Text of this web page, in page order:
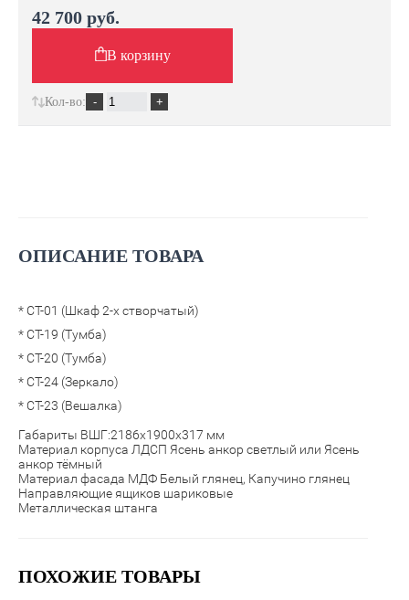
ОПИСАНИЕ ТОВАРА
* СТ-01 (Шкаф 2-х створчатый)
* СТ-19 (Тумба)
* СТ-20 (Тумба)
* СТ-24 (Зеркало)
* СТ-23 (Вешалка)
Габариты ВШГ:2186х1900х317 мм
Материал корпуса ЛДСП Ясень анкор светлый или Ясень
анкор тёмный
Материал фасада МДФ Белый глянец, Капучино глянец
Направляющие ящиков шариковые
Металлическая штанга
ПОХОЖИЕ ТОВАРЫ
42 700 руб.
В корзину
Кол-во: